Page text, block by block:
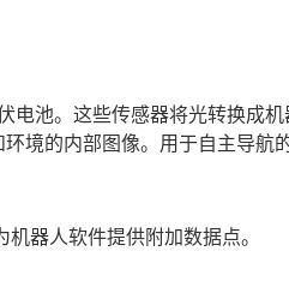
池。这些传感器将光转换成
境的内部图像。用于自主导航
人软件提供附加数据点。